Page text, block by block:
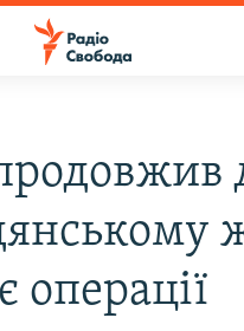
операції